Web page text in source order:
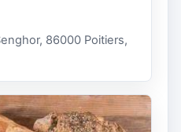
86000 Poitiers,